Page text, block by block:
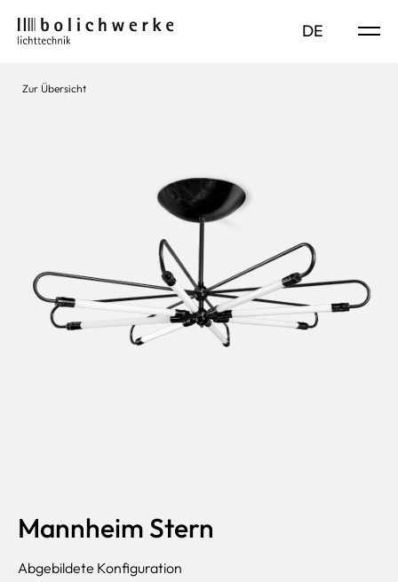
DE
EN
Zur Übersicht
Mannheim Stern
Abgebildete Konfiguration